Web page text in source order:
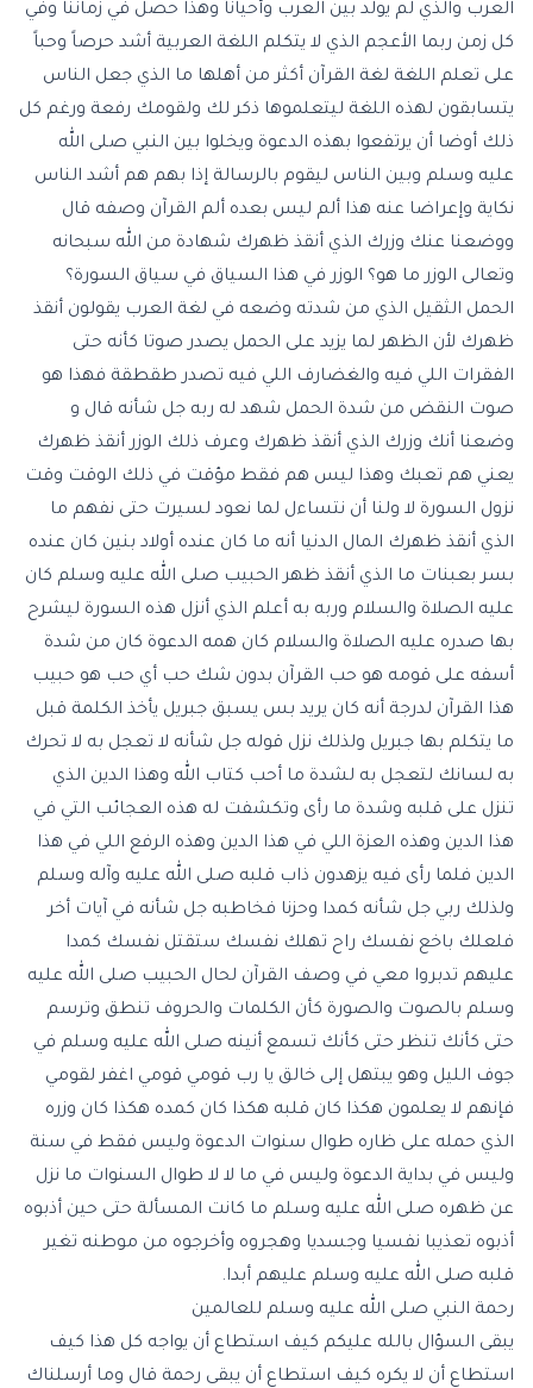
العرب والذي لم يولد بين العرب وأحياناً وهذا حصل في زماننا وفي
كل زمن ربما الأعجم الذي لا يتكلم اللغة العربية أشد حرصاً وحباً
على تعلم اللغة لغة القرآن أكثر من أهلها ما الذي جعل الناس
يتسابقون لهذه اللغة ليتعلموها ذكر لك ولقومك رفعة ورغم كل
ذلك أوضا أن يرتفعوا بهذه الدعوة ويخلوا بين النبي صلى الله
عليه وسلم وبين الناس ليقوم بالرسالة إذا بهم هم أشد الناس
نكاية وإعراضا عنه هذا ألم ليس بعده ألم القرآن وصفه قال
ووضعنا عنك وزرك الذي أنقذ ظهرك شهادة من الله سبحانه
وتعالى الوزر ما هو؟ الوزر في هذا السياق في سياق السورة؟
الحمل الثقيل الذي من شدته وضعه في لغة العرب يقولون أنقذ
ظهرك لأن الظهر لما يزيد على الحمل يصدر صوتا كأنه حتى
الفقرات اللي فيه والغضارف اللي فيه تصدر طقطقة فهذا هو
صوت النقض من شدة الحمل شهد له ربه جل شأنه قال و
وضعنا أنك وزرك الذي أنقذ ظهرك وعرف ذلك الوزر أنقذ ظهرك
يعني هم تعبك وهذا ليس هم فقط مؤقت في ذلك الوقت وقت
نزول السورة لا ولنا أن نتساءل لما نعود لسيرت حتى نفهم ما
الذي أنقذ ظهرك المال الدنيا أنه ما كان عنده أولاد بنين كان عنده
بسر بعبنات ما الذي أنقذ ظهر الحبيب صلى الله عليه وسلم كان
عليه الصلاة والسلام وربه به أعلم الذي أنزل هذه السورة ليشرح
بها صدره عليه الصلاة والسلام كان همه الدعوة كان من شدة
أسفه على قومه هو حب القرآن بدون شك حب أي حب هو حبيب
هذا القرآن لدرجة أنه كان يريد بس يسبق جبريل يأخذ الكلمة قبل
ما يتكلم بها جبريل ولذلك نزل قوله جل شأنه لا تعجل به لا تحرك
به لسانك لتعجل به لشدة ما أحب كتاب الله وهذا الدين الذي
تنزل على قلبه وشدة ما رأى وتكشفت له هذه العجائب التي في
هذا الدين وهذه العزة اللي في هذا الدين وهذه الرفع اللي في هذا
الدين فلما رأى فيه يزهدون ذاب قلبه صلى الله عليه وآله وسلم
ولذلك ربي جل شأنه كمدا وحزنا فخاطبه جل شأنه في آيات أخر
فلعلك باخع نفسك راح تهلك نفسك ستقتل نفسك كمدا
عليهم تدبروا معي في وصف القرآن لحال الحبيب صلى الله عليه
وسلم بالصوت والصورة كأن الكلمات والحروف تنطق وترسم
حتى كأنك تنظر حتى كأنك تسمع أنينه صلى الله عليه وسلم في
جوف الليل وهو يبتهل إلى خالق يا رب قومي قومي اغفر لقومي
فإنهم لا يعلمون هكذا كان قلبه هكذا كان كمده هكذا كان وزره
الذي حمله على ظاره طوال سنوات الدعوة وليس فقط في سنة
وليس في بداية الدعوة وليس في ما لا لا طوال السنوات ما نزل
عن ظهره صلى الله عليه وسلم ما كانت المسألة حتى حين أذبوه
أذبوه تعذيبا نفسيا وجسديا وهجروه وأخرجوه من موطنه تغير
قلبه صلى الله عليه وسلم عليهم أبدا.
رحمة النبي صلى الله عليه وسلم للعالمين
يبقى السؤال بالله عليكم كيف استطاع أن يواجه كل هذا كيف
استطاع أن لا يكره كيف استطاع أن يبقى رحمة قال وما أرسلناك